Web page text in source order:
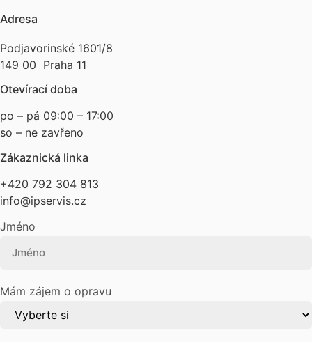
Adresa
Podjavorinské 1601/8
149 00 Praha 11
Otevírací doba
po – pá 09:00 – 17:00
so – ne zavřeno
Zákaznická linka
+420 792 304 813
info@ipservis.cz
Jméno
Mám zájem o opravu